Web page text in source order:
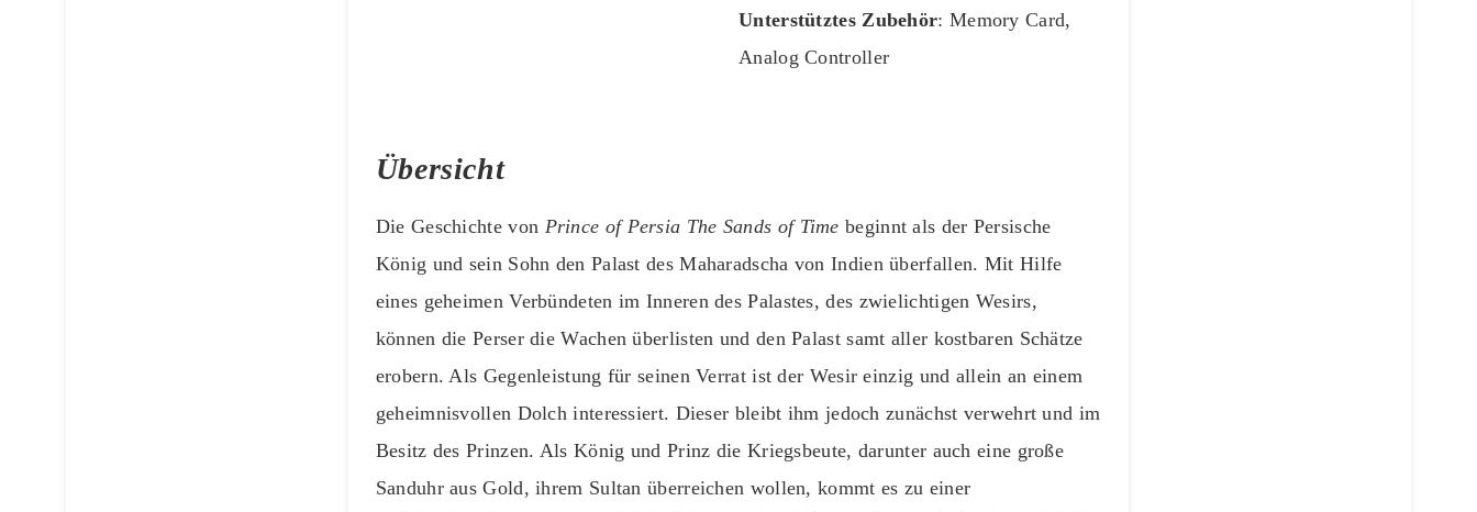
Unterstütztes Zubehör: Memory Card,
Analog Controller
Übersicht
Die Geschichte von Prince of Persia The Sands of Time beginnt als der Persische
König und sein Sohn den Palast des Maharadscha von Indien überfallen. Mit Hilfe
eines geheimen Verbündeten im Inneren des Palastes, des zwielichtigen Wesirs,
können die Perser die Wachen überlisten und den Palast samt aller kostbaren Schätze
erobern. Als Gegenleistung für seinen Verrat ist der Wesir einzig und allein an einem
geheimnisvollen Dolch interessiert. Dieser bleibt ihm jedoch zunächst verwehrt und im
Besitz des Prinzen. Als König und Prinz die Kriegsbeute, darunter auch eine große
Sanduhr aus Gold, ihrem Sultan überreichen wollen, kommt es zu einer